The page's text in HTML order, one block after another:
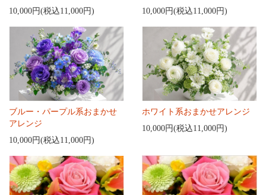
10,000円(税込11,000円)
10,000円(税込11,000円)
ブルー・パープル系おまかせ
アレンジ
10,000円(税込11,000円)
ホワイト系おまかせアレンジ
10,000円(税込11,000円)